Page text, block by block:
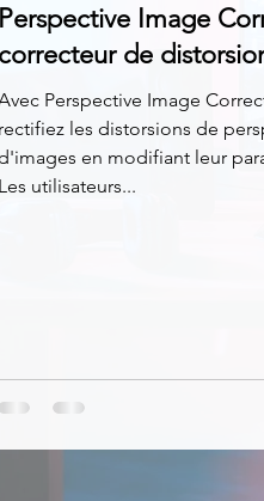
Multimedia
Photographie
Logiciels les
Perspective Image
correcteur de
Perspective Image
rectifiez les distorsions de
en modifiant leur
Les utilisateurs...